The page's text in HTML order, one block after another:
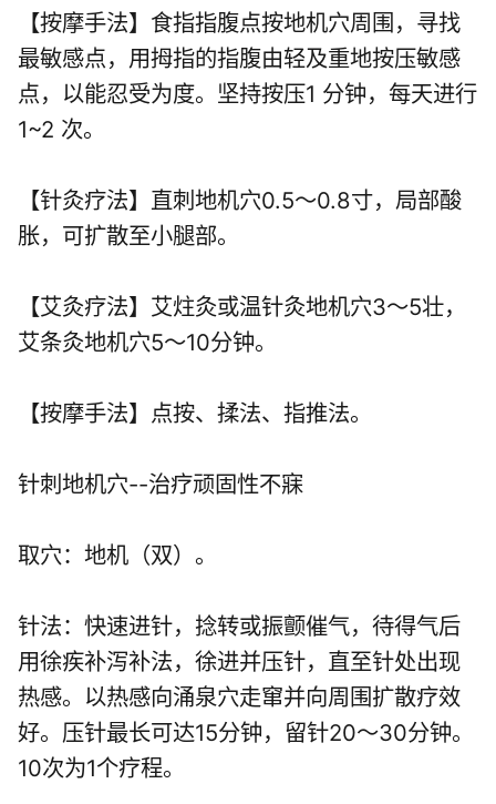
【按摩手法】食指指腹点按地机穴周围，寻找
最敏感点，用拇指的指腹由轻及重地按压敏感
点，以能忍受为度。坚持按压1 分钟，每天进行
1~2 次。
【针灸疗法】直刺地机穴0.5～0.8寸，局部酸
胀，可扩散至小腿部。
【艾灸疗法】艾炷灸或温针灸地机穴3～5壮，
艾条灸地机穴5～10分钟。
【按摩手法】点按、揉法、指推法。
针刺地机穴--治疗顽固性不寐
取穴：地机（双）。
针法：快速进针，捻转或振颤催气，待得气后
用徐疾补泻补法，徐进并压针，直至针处出现
热感。以热感向涌泉穴走窜并向周围扩散疗效
好。压针最长可达15分钟，留针20～30分钟。
10次为1个疗程。